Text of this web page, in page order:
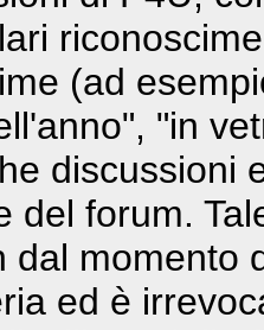
(ad
"in
discussioni
del forum.
dal momento
ed è